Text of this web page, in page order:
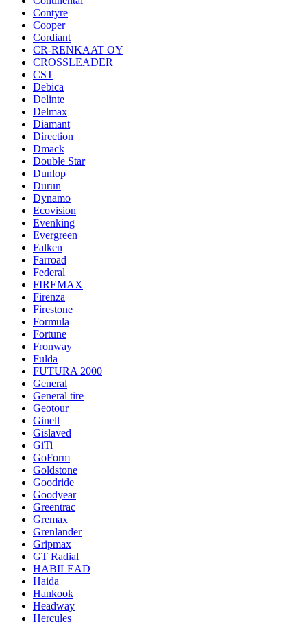
Contyre
Cooper
Cordiant
CR-RENKAAT OY
CROSSLEADER
CST
Debica
Delinte
Delmax
Diamant
Direction
Dmack
Double Star
Dunlop
Durun
Dynamo
Ecovision
Evenking
Evergreen
Falken
Farroad
Federal
FIREMAX
Firenza
Firestone
Formula
Fortune
Fronway
Fulda
FUTURA 2000
General
General tire
Geotour
Ginell
Gislaved
GiTi
GoForm
Goldstone
Goodride
Goodyear
Greentrac
Gremax
Grenlander
Gripmax
GT Radial
HABILEAD
Haida
Hankook
Headway
Hercules